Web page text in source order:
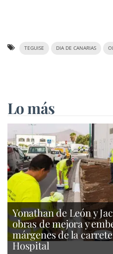
TEGUISE DIA DE CANARIAS
Lo más
Yonathan de León y
obras de mejora y
márgenes de la
Hospital